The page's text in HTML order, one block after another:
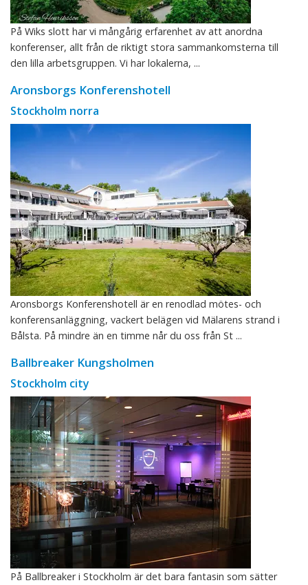
På Wiks slott har vi mångårig erfarenhet av att anordna
konferenser, allt från de riktigt stora sammankomsterna till
den lilla arbetsgruppen. Vi har lokalerna, ...
Aronsborgs Konferenshotell
Stockholm norra
Aronsborgs Konferenshotell är en renodlad mötes- och
konferensanläggning, vackert belägen vid Mälarens strand i
Bålsta. På mindre än en timme når du oss från St ...
Ballbreaker Kungsholmen
Stockholm city
På Ballbreaker i Stockholm är det bara fantasin som sätter